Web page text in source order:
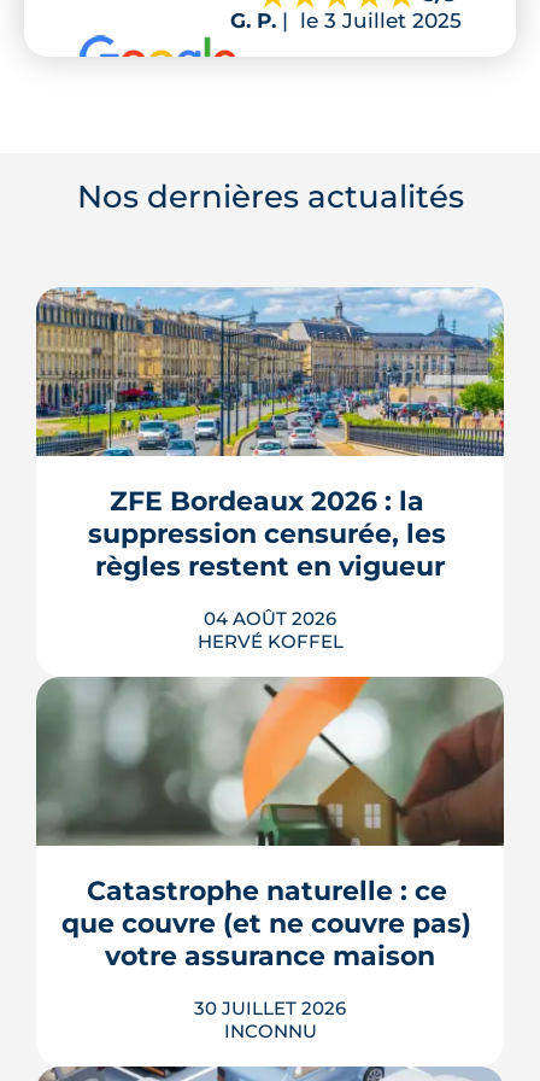
G. P. | le 3 Juillet 2025
Nos dernières actualités
ZFE Bordeaux 2026 : la
suppression censurée, les
règles restent en vigueur
04 AOÛT 2026
HERVÉ KOFFEL
La fin des zones à faibles émissions a
fait la une au printemps 2026, avant
d'être effacée par le Conseil
tient toujours et la vignette Crit'Air
reste la clé d'entrée dans l'intra-rocade.
LIRE L'ARTICLE
Catastrophe naturelle : ce
que couvre (et ne couvre pas)
votre assurance maison
30 JUILLET 2026
INCONNU